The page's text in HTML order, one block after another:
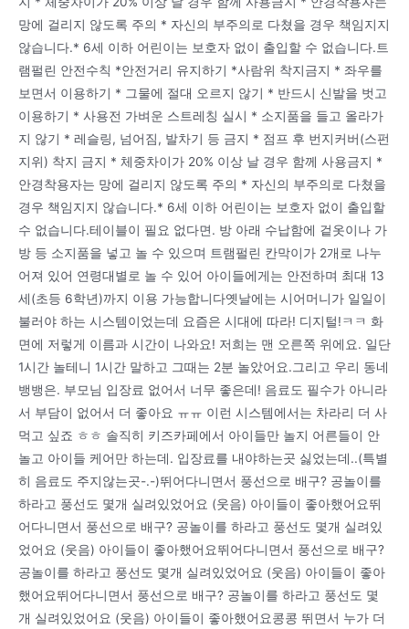
망에 걸리지 않도록 주의 * 자신의 부주의로 다쳤을 경우 책임지지
않습니다.* 6세 이하 어린이는 보호자 없이 출입할 수 없습니다.트
램펄린 안전수칙 *안전거리 유지하기 *사람위 착지금지 * 좌우를
보면서 이용하기 * 그물에 절대 오르지 않기 * 반드시 신발을 벗고
이용하기 * 사용전 가벼운 스트레칭 실시 * 소지품을 들고 올라가
지 않기 * 레슬링, 넘어짐, 발차기 등 금지 * 점프 후 번지커버(스펀
지위) 착지 금지 * 체중차이가 20% 이상 날 경우 함께 사용금지 *
안경착용자는 망에 걸리지 않도록 주의 * 자신의 부주의로 다쳤을
경우 책임지지 않습니다.* 6세 이하 어린이는 보호자 없이 출입할
수 없습니다.테이블이 필요 없다면. 방 아래 수납함에 겉옷이나 가
방 등 소지품을 넣고 놀 수 있으며 트램펄린 칸막이가 2개로 나누
어져 있어 연령대별로 놀 수 있어 아이들에게는 안전하며 최대 13
세(초등 6학년)까지 이용 가능합니다옛날에는 시어머니가 일일이
불러야 하는 시스템이었는데 요즘은 시대에 따라! 디지털!ㅋㅋ 화
면에 저렇게 이름과 시간이 나와요! 저희는 맨 오른쪽 위에요. 일단
1시간 놀테니 1시간 말하고 그때는 2분 놀았어요.그리고 우리 동네
뱅뱅은. 부모님 입장료 없어서 너무 좋은데! 음료도 필수가 아니라
서 부담이 없어서 더 좋아요 ㅠㅠ 이런 시스템에서는 차라리 더 사
먹고 싶죠 ㅎㅎ 솔직히 키즈카페에서 아이들만 놀지 어른들이 안
놀고 아이들 케어만 하는데. 입장료를 내야하는곳 싫었는데..(특별
히 음료도 주지않는곳-.-)뛰어다니면서 풍선으로 배구? 공놀이를
하라고 풍선도 몇개 실려있었어요 (웃음) 아이들이 좋아했어요뛰
어다니면서 풍선으로 배구? 공놀이를 하라고 풍선도 몇개 실려있
었어요 (웃음) 아이들이 좋아했어요뛰어다니면서 풍선으로 배구?
공놀이를 하라고 풍선도 몇개 실려있었어요 (웃음) 아이들이 좋아
했어요뛰어다니면서 풍선으로 배구? 공놀이를 하라고 풍선도 몇
개 실려있었어요 (웃음) 아이들이 좋아했어요콩콩 뛰면서 누가 더